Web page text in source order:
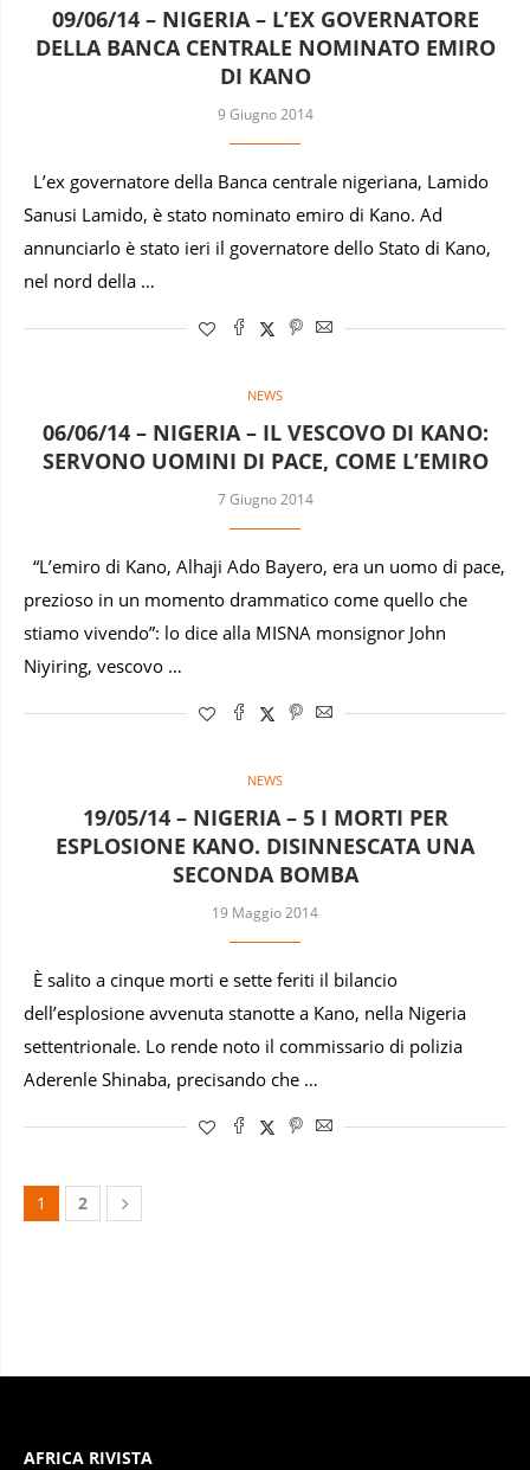
09/06/14 – NIGERIA – L’EX GOVERNATORE
DELLA BANCA CENTRALE NOMINATO EMIRO
DI KANO
9 Giugno 2014
L’ex governatore della Banca centrale nigeriana, Lamido
Sanusi Lamido, è stato nominato emiro di Kano. Ad
annunciarlo è stato ieri il governatore dello Stato di Kano,
nel nord della …
NEWS
06/06/14 – NIGERIA – IL VESCOVO DI KANO:
SERVONO UOMINI DI PACE, COME L’EMIRO
7 Giugno 2014
“L’emiro di Kano, Alhaji Ado Bayero, era un uomo di pace,
prezioso in un momento drammatico come quello che
stiamo vivendo”: lo dice alla MISNA monsignor John
Niyiring, vescovo …
NEWS
19/05/14 – NIGERIA – 5 I MORTI PER
ESPLOSIONE KANO. DISINNESCATA UNA
SECONDA BOMBA
19 Maggio 2014
È salito a cinque morti e sette feriti il bilancio
dell’esplosione avvenuta stanotte a Kano, nella Nigeria
settentrionale. Lo rende noto il commissario di polizia
Aderenle Shinaba, precisando che …
1 2
AFRICA RIVISTA